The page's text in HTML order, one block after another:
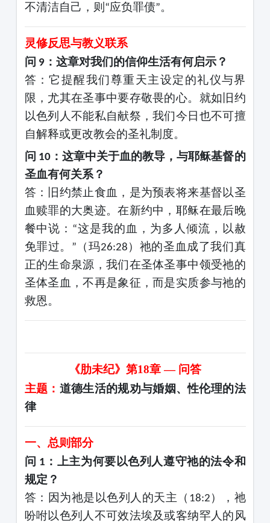
不清洁自己，则 “应负罪债”。
灵修反思与教义联系
问 9：这章对我们的信仰生活有何启示？
答：它提醒我们尊重天主设定的礼仪与界
限，尤其在圣事中要存敬畏的心。就如旧约
以色列人不能私自献祭，我们今日也不可擅
自解释或更改教会的圣礼制度。
问 10：这章中关于血的教导，与耶稣基督的
圣血有何关系？
答：旧约禁止食血，是为预表将来基督以圣
血赎罪的大奥迹。在新约中，耶稣在最后晚
餐中说： “这是我的血，为多人倾流，以赦
免罪过。
” （玛26:28 ）祂的圣血成了我们真
正的生命泉源，我们在圣体圣事中领受祂的
圣体圣血，不再是象征，而是实质参与祂的
救恩。
《肋未纪》第18章 — 问答
主题： 道德生活的规劝与婚姻、性伦理的法
律
一、总则部分
问 1 ：上主为何要以色列人遵守祂的法令和
规定？
答：因为祂是以色列人的天主（ 18:2 ），祂
吩咐以色列人不可效法埃及或客纳罕人的风